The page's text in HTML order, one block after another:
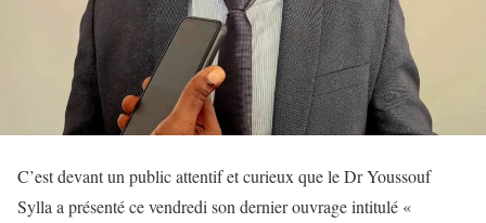
C’est devant un public attentif et curieux que le Dr Youssouf
Sylla a présenté ce vendredi son dernier ouvrage intitulé «